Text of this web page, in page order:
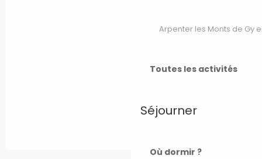
Arpenter les Monts de Gy
Toutes les activités
Séjourner
Où dormir ?